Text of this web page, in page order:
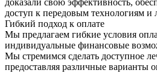
доказали свою эффективность,
доступ к передовым технологиям и
Гибкий подход к оплате
Мы предлагаем гибкие условия
индивидуальные финансовые
Мы стремимся сделать доступное
предоставляя различные варианты